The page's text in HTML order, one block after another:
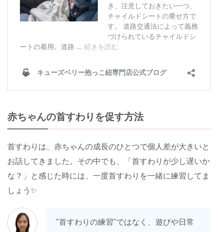
赤ちゃんの首すわりを促す方法
首すわりは、赤ちゃんの成長のひとつで個人差が大きいと
お話してきました。その中でも、「首すわりが少し遅いか
な？」と感じた時には、一度首すわりを一緒に練習してま
しょう✨
"首すわりの練習"ではなく、遊びや日常